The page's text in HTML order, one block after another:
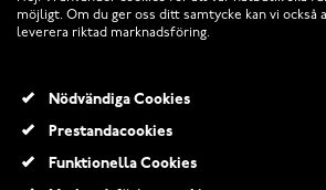
© 2026 Klockmagasinet.com
möjligt. Om du ger oss ditt samtycke kan vi också
leverera riktad marknadsföring.
Nödvändiga Cookies
Prestandacookies
Funktionella Cookies